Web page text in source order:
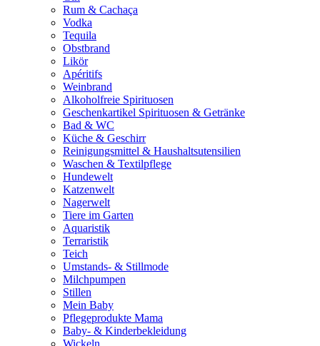
Rum & Cachaça
Vodka
Tequila
Obstbrand
Likör
Apéritifs
Weinbrand
Alkoholfreie Spirituosen
Geschenkartikel Spirituosen & Getränke
Bad & WC
Küche & Geschirr
Reinigungsmittel & Haushaltsutensilien
Waschen & Textilpflege
Hundewelt
Katzenwelt
Nagerwelt
Tiere im Garten
Aquaristik
Terraristik
Teich
Umstands- & Stillmode
Milchpumpen
Stillen
Mein Baby
Pflegeprodukte Mama
Baby- & Kinderbekleidung
Wickeln